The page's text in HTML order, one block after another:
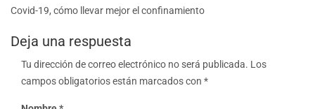
Covid-19, cómo llevar mejor el confinamiento
Deja una respuesta
Tu dirección de correo electrónico no será publicada. Los
campos obligatorios están marcados con *